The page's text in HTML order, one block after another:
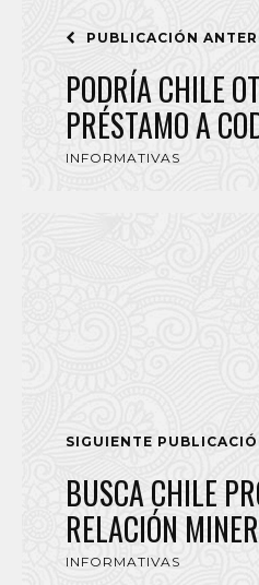
PUBLICACIÓN
PODRÍA CHILE
PRÉSTAMO A
INFORMATIVAS
SIGUIENTE
BUSCA CHILE
RELACIÓN
INFORMATIVAS